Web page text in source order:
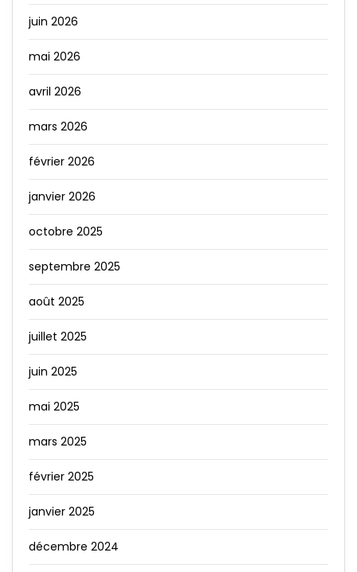
juin 2026
mai 2026
avril 2026
mars 2026
février 2026
janvier 2026
octobre 2025
septembre 2025
août 2025
juillet 2025
juin 2025
mai 2025
mars 2025
février 2025
janvier 2025
décembre 2024